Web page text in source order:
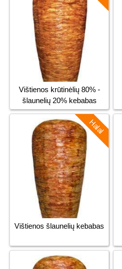
Vištienos krūtinėlių 80% -
šlaunelių 20% kebabas
Halal
Vištienos šlaunelių kebabas